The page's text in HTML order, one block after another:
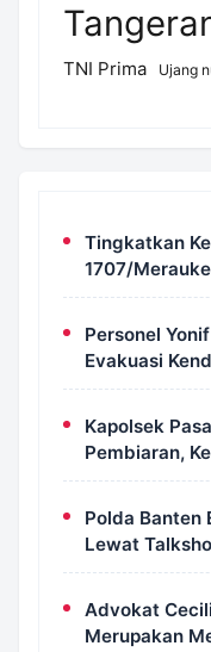
TNI Prima
Ujang
Tingkatkan
1707/
Petugas
Personel
Evakuasi
Terperosok
Kapolsek
Pembiaran,
Bahu Jalan
Polda Banten
Lewat
Diingatkan
Advokat
Merupakan